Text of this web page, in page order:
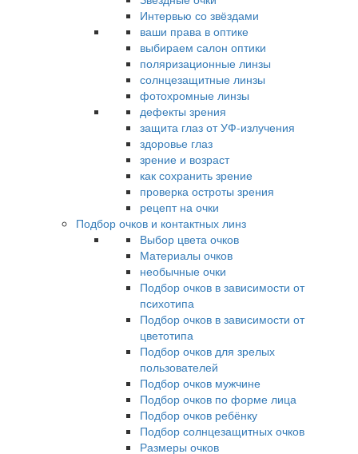
Интервью со звёздами
ваши права в оптике
выбираем салон оптики
поляризационные линзы
солнцезащитные линзы
фотохромные линзы
дефекты зрения
защита глаз от УФ-излучения
здоровье глаз
зрение и возраст
как сохранить зрение
проверка остроты зрения
рецепт на очки
Подбор очков и контактных линз
Выбор цвета очков
Материалы очков
необычные очки
Подбор очков в зависимости от
психотипа
Подбор очков в зависимости от
цветотипа
Подбор очков для зрелых
пользователей
Подбор очков мужчине
Подбор очков по форме лица
Подбор очков ребёнку
Подбор солнцезащитных очков
Размеры очков